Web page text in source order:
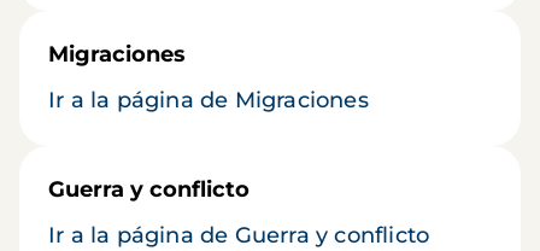
Migraciones
Ir a la página de Migraciones
Guerra y conflicto
Ir a la página de Guerra y conflicto